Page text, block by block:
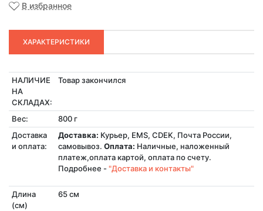
В избранное
ХАРАКТЕРИСТИКИ
НАЛИЧИЕ
НА
СКЛАДАХ:
Товар закончился
Вес:
800 г
Доставка
и оплата:
Доставка: Курьер, EMS, CDEK, Почта России,
самовывоз. Оплата: Наличные, наложенный
платеж,оплата картой, оплата по счету.
Подробнее - "Доставка и контакты"
Длина
(см)
65 см